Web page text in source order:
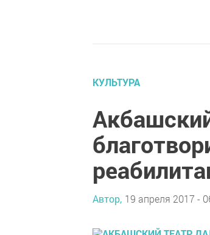
КУЛЬТУРА
Автор, 19 апреля 2017 -